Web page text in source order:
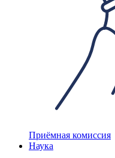
Приёмная комиссия
Наука